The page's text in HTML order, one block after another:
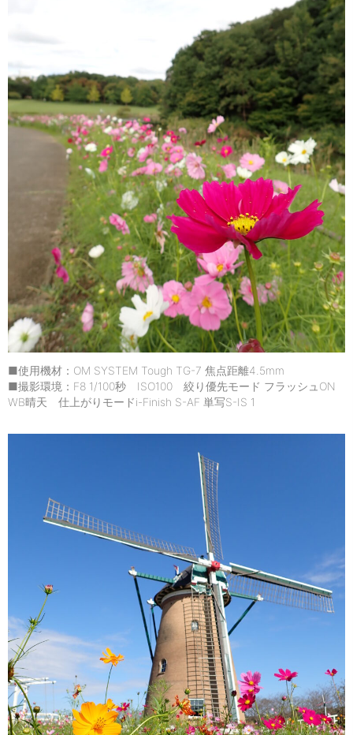
■使用機材：OM SYSTEM Tough TG-7 焦点距離4.5mm
■撮影環境：F8 1/100秒 ISO100 絞り優先モード フラッシュON
WB晴天 仕上がりモードi-Finish S-AF 単写S-IS 1